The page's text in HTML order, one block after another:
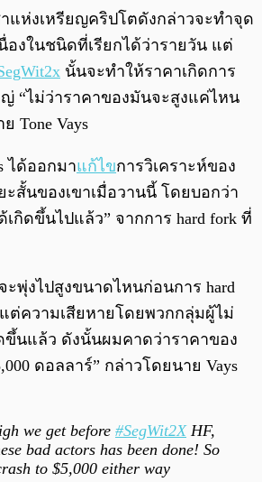
แห่งเหรียญคริปโตดังกล่าวจะทำจุด
องในชนิดที่เรียกได้ว่ารายวัน แต่
นั้นจะทำให้ราคาเกิดการ
ญ่ “ไม่ว่าราคาของมันจะสูงแค่ไหน
Tone Vays
ได้ออกมาแก้ไขการวิเคราะห์ของ
ะสั้นของเขาเมื่อวานนี้ โดยบอกว่า
กิดขึ้นไปแล้ว” จากการ hard fork ที่
ะพุ่งไปสูงขนาดไหนก่อนการ hard
แต่ความเสียหายโดยพวกกลุ่มผู้ไม่
ขึ้นแล้ว ดังนั้นผมคาดว่าราคาของ
ดอลลาร์” กล่าวโดยนาย Vays
we get before #SegWit2XHF,
bad actors has been done! So
to $5,000 either way